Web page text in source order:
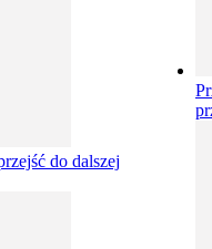
do dalszej